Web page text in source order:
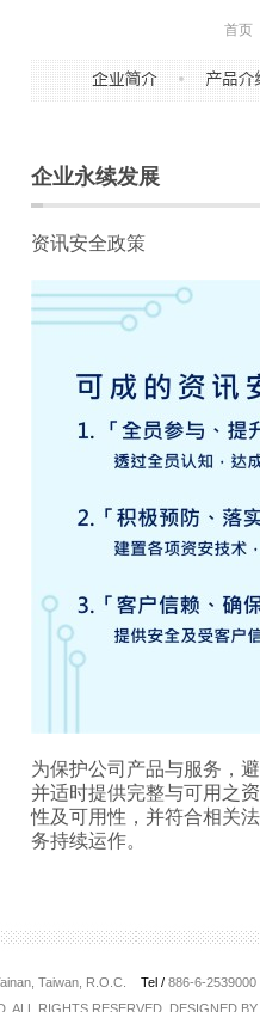
企业永续发展
资讯安全政策
为保护公司产品与服务，
并适时提供完整与可用之
性及可用性，并符合相关
务持续运作。
Taiwan, R.O.C. Tel / 886-6-
ALL RIGHTS RESERVED. DESIGNED BY
首页